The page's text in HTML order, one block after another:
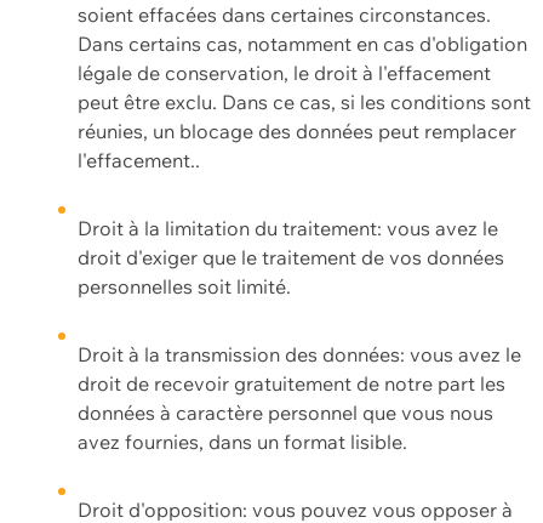
soient effacées dans certaines circonstances.
Dans certains cas, notamment en cas d'obligation
légale de conservation, le droit à l'effacement
peut être exclu. Dans ce cas, si les conditions sont
réunies, un blocage des données peut remplacer
l'effacement..
Droit à la limitation du traitement: vous avez le
droit d'exiger que le traitement de vos données
personnelles soit limité.
Droit à la transmission des données: vous avez le
droit de recevoir gratuitement de notre part les
données à caractère personnel que vous nous
avez fournies, dans un format lisible.
Droit d'opposition: vous pouvez vous opposer à